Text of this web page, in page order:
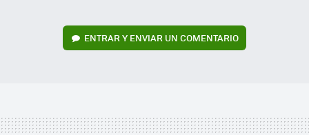
ENTRAR Y ENVIAR UN COMENTARIO